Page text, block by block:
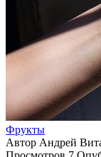
Фрукты
Автор Андрей